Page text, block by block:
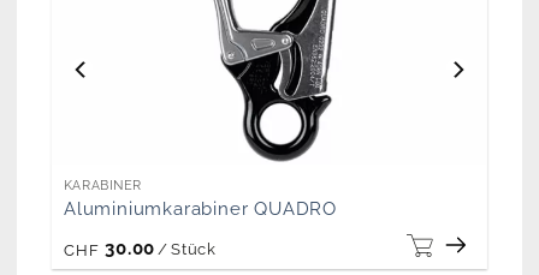
KARABINER
Aluminiumkarabiner QUADRO
CHF 30.00 / Stück